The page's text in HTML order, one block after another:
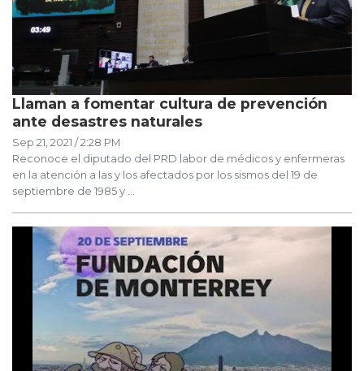
Llaman a fomentar cultura de prevención
ante desastres naturales
Sep 21, 2021 / 2:28 PM
Reconoce el diputado del PRD labor de médicos y enfermeras
en la atención a las y los afectados por los sismos del 19 de
septiembre de 1985 y ...